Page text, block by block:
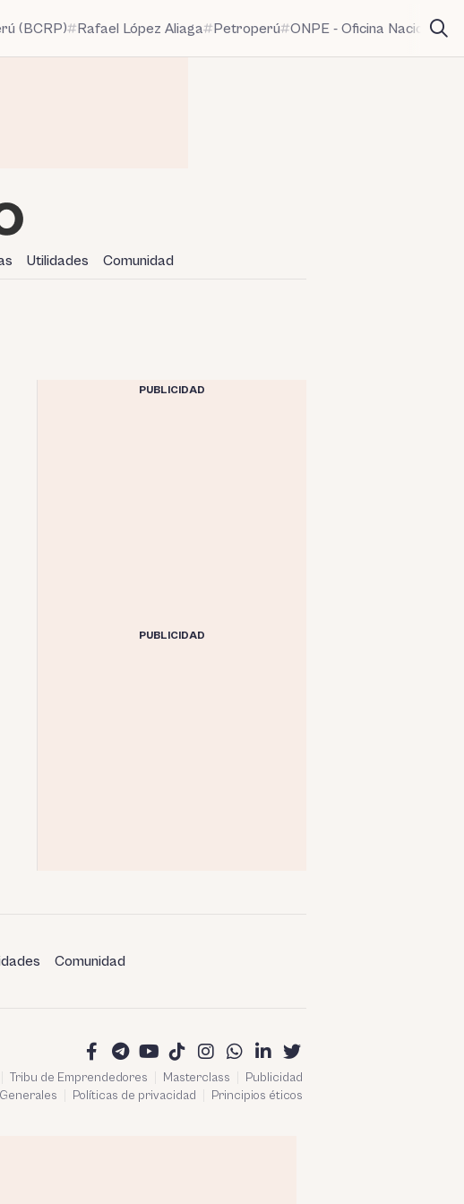
(BCRP) Rafael López Aliaga Petroperú ONPE - Oficina Nacional
Utilidades Comunidad
PUBLICIDAD
PUBLICIDAD
Comunidad
Tribu de Emprendedores Masterclass
Publicidad
Políticas de privacidad Principios éticos